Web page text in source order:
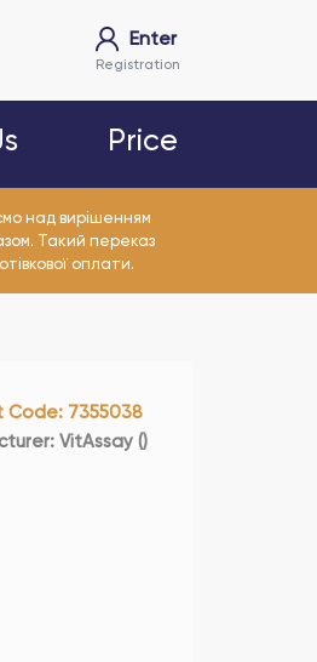
Enter
Registration
Price
над вирішенням
Такий переказ
оплати.
Code: 7355038
: VitAssay()